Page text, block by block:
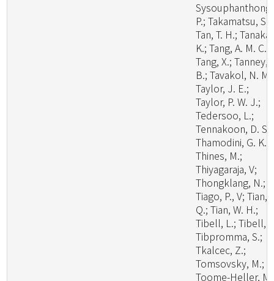
Sysouphanthong,
P.; Takamatsu, S.;
Tan, T. H.; Tanaka,
K.; Tang, A. M. C.;
Tang, X.; Tanney,
B.; Tavakol, N. M.;
Taylor, J. E.;
Taylor, P. W. J.;
Tedersoo, L.;
Tennakoon, D. S.;
Thamodini, G. K.;
Thines, M.;
Thiyagaraja, V;
Thongklang, N.;
Tiago, P., V; Tian,
Q.; Tian, W. H.;
Tibell, L.; Tibell,
Tibpromma, S.;
Tkalcec, Z.;
Tomsovsky, M.;
Toome-Heller,